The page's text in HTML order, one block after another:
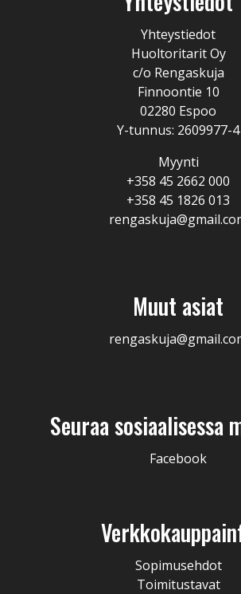
Yhteystiedot
Huoltoritarit Oy
c/o Rengaskuja
Finnoontie 10
02280 Espoo
Y-tunnus: 2609977-4
Myynti
+358 45 2662 000
+358 45 1826 013
Muut asiat
Seuraa sosiaalisessa
Facebook
Sopimusehdot
Toimitustavat